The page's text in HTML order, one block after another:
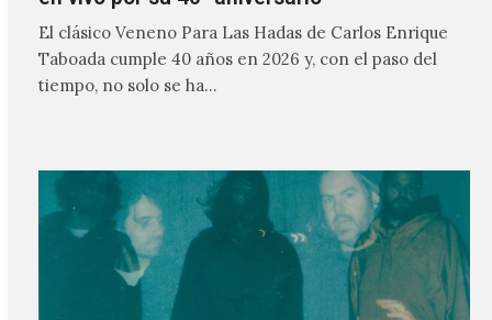
El clásico Veneno Para Las Hadas de Carlos Enrique
Taboada cumple 40 años en 2026 y, con el paso del
tiempo, no solo se ha…